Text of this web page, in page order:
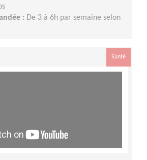
: De 3 à 6h par semaine selon
Santé